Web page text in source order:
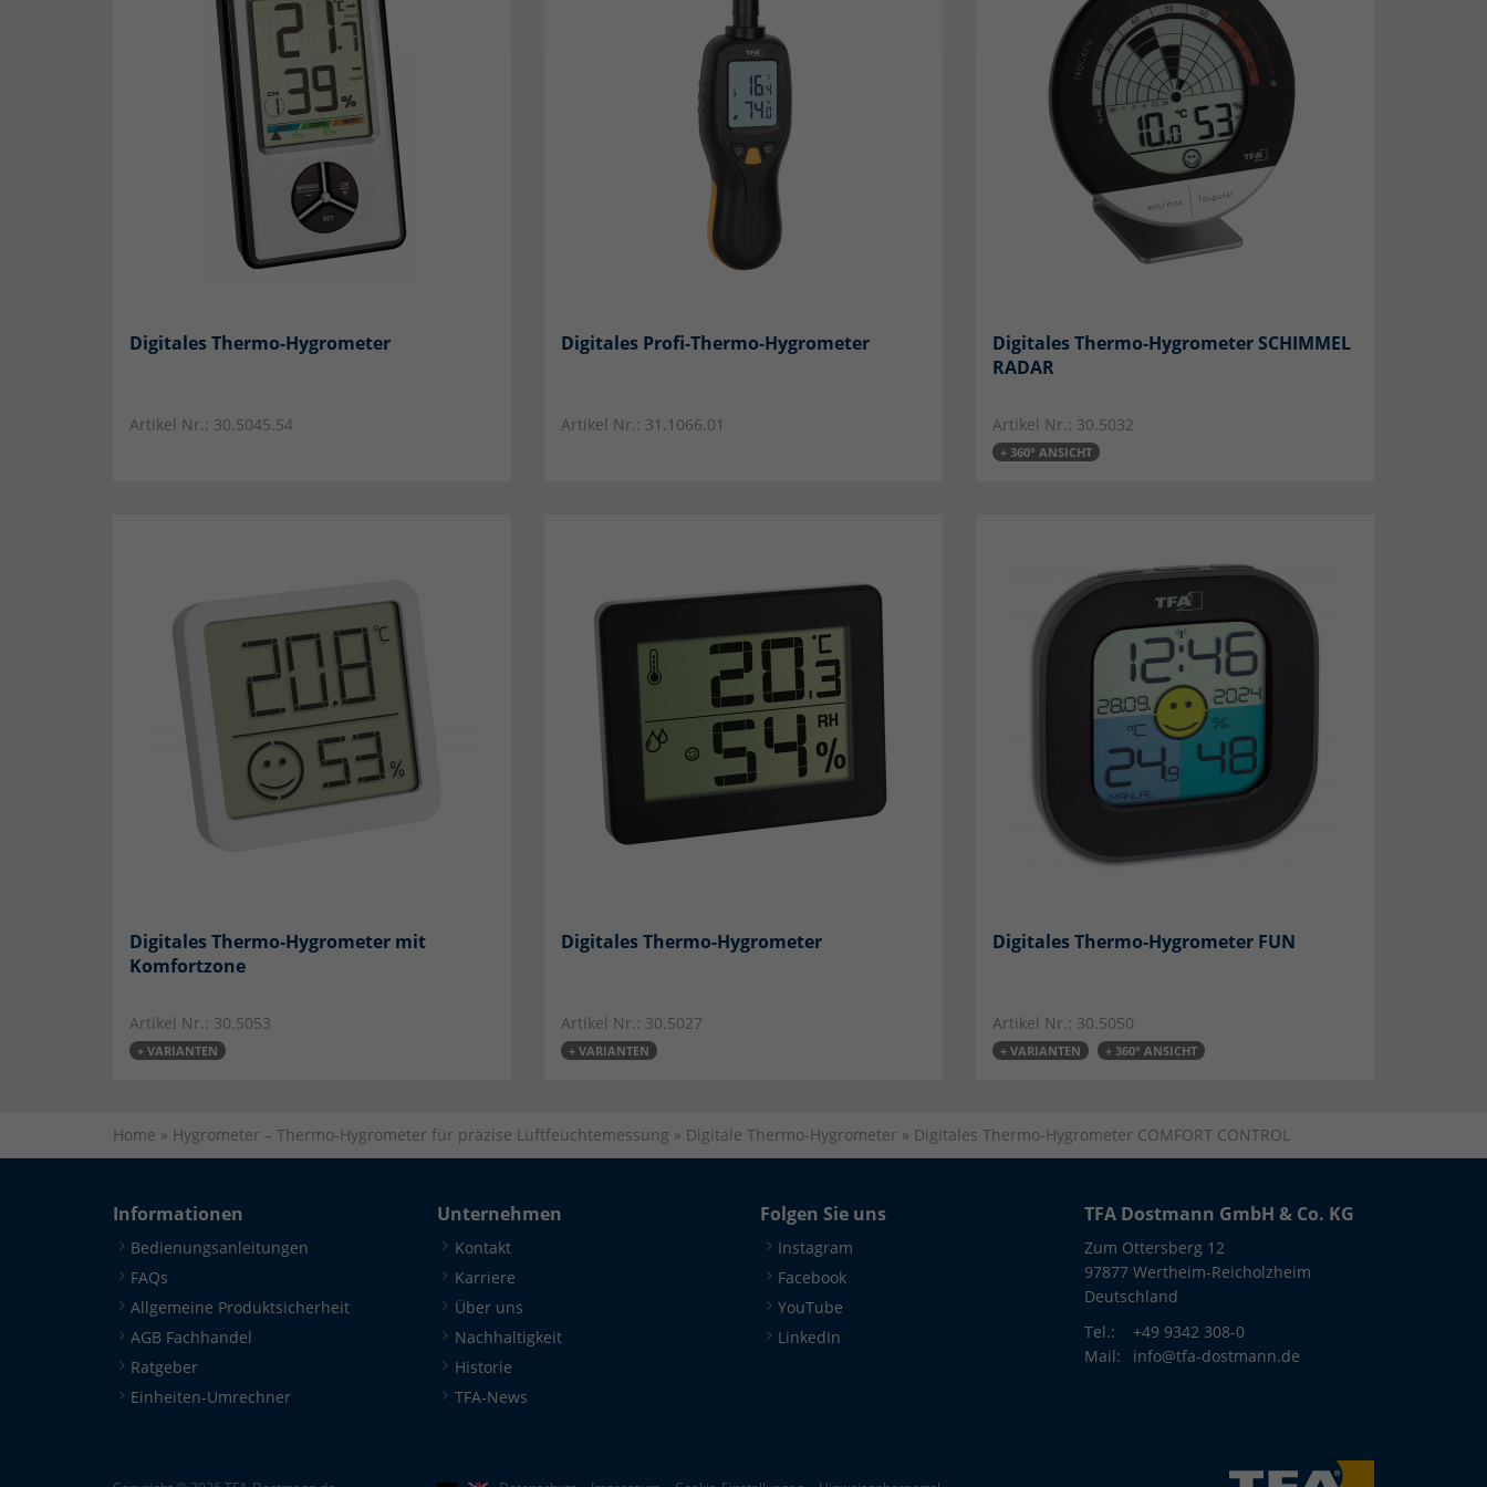
Digitales Thermo-Hygrometer
Artikel Nr.: 30.5045.54
Digitales Profi-Thermo-Hygrometer
Artikel Nr.: 31.1066.01
Digitales Thermo-Hygrometer SCHIMMEL
RADAR
Artikel Nr.: 30.5032
+ 360° ANSICHT
Digitales Thermo-Hygrometer mit
Komfortzone
Artikel Nr.: 30.5053
+ VARIANTEN
Digitales Thermo-Hygrometer
Artikel Nr.: 30.5027
+ VARIANTEN
Digitales Thermo-Hygrometer FUN
Artikel Nr.: 30.5050
+ VARIANTEN + 360° ANSICHT
Home » Hygrometer – Thermo-Hygrometer für präzise Luftfeuchtemessung » Digitale Thermo-Hygrometer » Digitales Thermo-Hygrometer COMFORT CONTROL
Informationen
Bedienungsanleitungen
FAQs
Allgemeine Produktsicherheit
AGB Fachhandel
Ratgeber
Einheiten-Umrechner
Unternehmen
Kontakt
Karriere
Über uns
Nachhaltigkeit
Historie
TFA-News
Folgen Sie uns
Instagram
Facebook
YouTube
LinkedIn
TFA Dostmann GmbH & Co. KG
Zum Ottersberg 12
97877 Wertheim-Reicholzheim
Deutschland
Tel.:
+49 9342 308-0
Mail:
info@tfa-dostmann.de
Cookie-Informationen anzeigen
Marketing
Marketing Cookies werden von Drittanbietern oder Publishern verwendet, um
personalisierte Werbung anzuzeigen. Sie tun dies, indem sie Besucher über Websites
Cookie-Informationen anzeigen
Externe Medien
Wir nutzen Cookies von sozialen Netzwerken, um Ihnen erweiterte Inhalte zu unseren
Netzwerk zusammengeführt.